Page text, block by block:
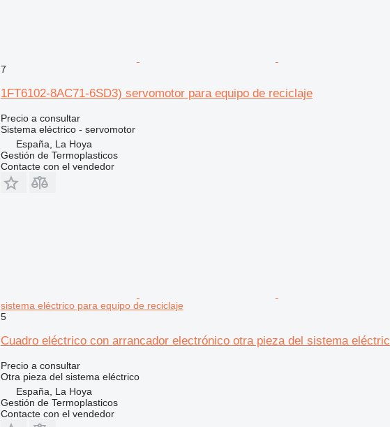
7
1FT6102-8AC71-6SD3) servomotor para equipo de reciclaje
Precio a consultar
Sistema eléctrico - servomotor
España, La Hoya
Gestión de Termoplasticos
Contacte con el vendedor
sistema eléctrico para equipo de reciclaje
5
Cuadro eléctrico con arrancador electrónico otra pieza del sistema
Precio a consultar
Otra pieza del sistema eléctrico
España, La Hoya
Gestión de Termoplasticos
Contacte con el vendedor